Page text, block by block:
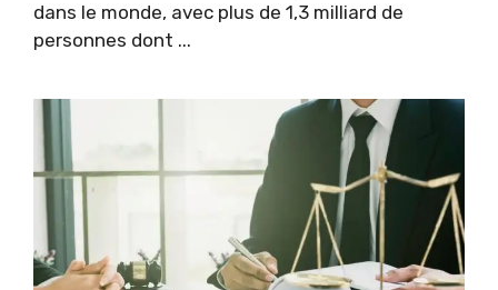
dans le monde, avec plus de 1,3 milliard de
personnes dont ...